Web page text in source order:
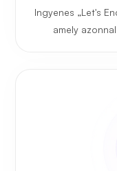
Ingyenes „Let's
amely